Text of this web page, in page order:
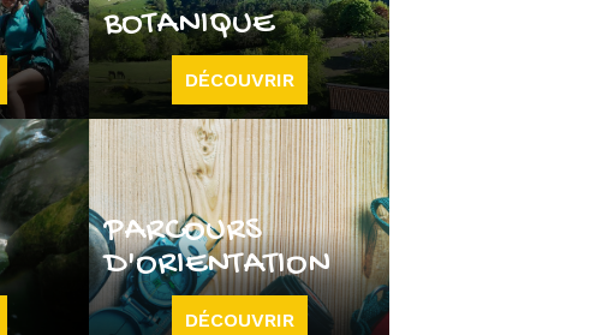
BOTANIQUE
DÉCOUVRIR
PARCOURS
D'ORIENTATION
DÉCOUVRIR